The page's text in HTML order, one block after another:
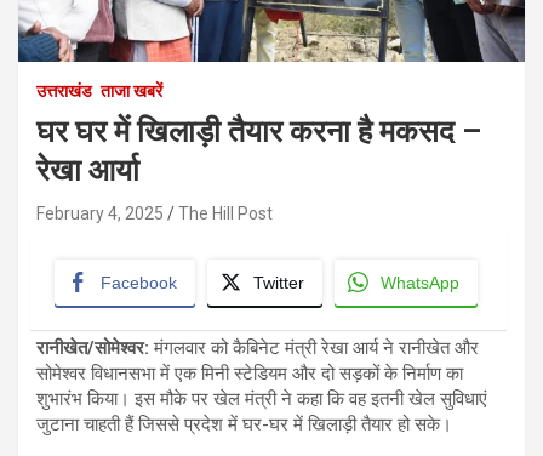
उत्तराखंड ताजा खबरें
घर घर में खिलाड़ी तैयार करना है मकसद –
रेखा आर्या
February 4, 2025 The Hill Post
Facebook Twitter WhatsApp
रानीखेत/सोमेश्वर: मंगलवार को कैबिनेट मंत्री रेखा आर्य ने रानीखेत और
सोमेश्वर विधानसभा में एक मिनी स्टेडियम और दो सड़कों के निर्माण का
शुभारंभ किया। इस मौके पर खेल मंत्री ने कहा कि वह इतनी खेल सुविधाएं
जुटाना चाहती हैं जिससे प्रदेश में घर-घर में खिलाड़ी तैयार हो सके।